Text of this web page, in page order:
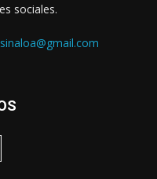
sociales.